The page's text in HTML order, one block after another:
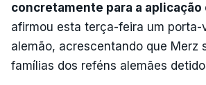
concretamente para a aplicação
afirmou esta terça-feira um porta-
alemão, acrescentando que Merz
famílias dos reféns alemães